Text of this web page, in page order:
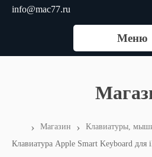
info@mac77.ru
Меню
› Магазин › Клавиатуры,
Клавиатура Apple Smart Keyboard для